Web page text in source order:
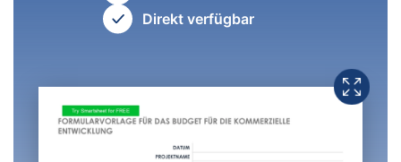
Direkt verfügbar